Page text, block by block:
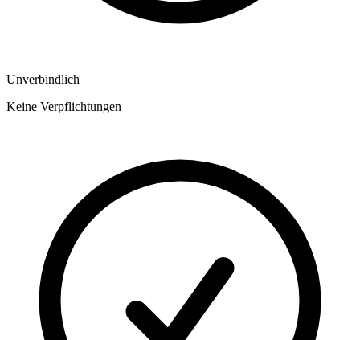
Unverbindlich
Keine Verpflichtungen